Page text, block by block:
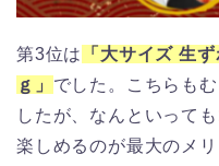
第3位は
「大サイズ 生
ｇ」 でした。こちらも
したが、なんといっても
楽しめるのが最大のメ